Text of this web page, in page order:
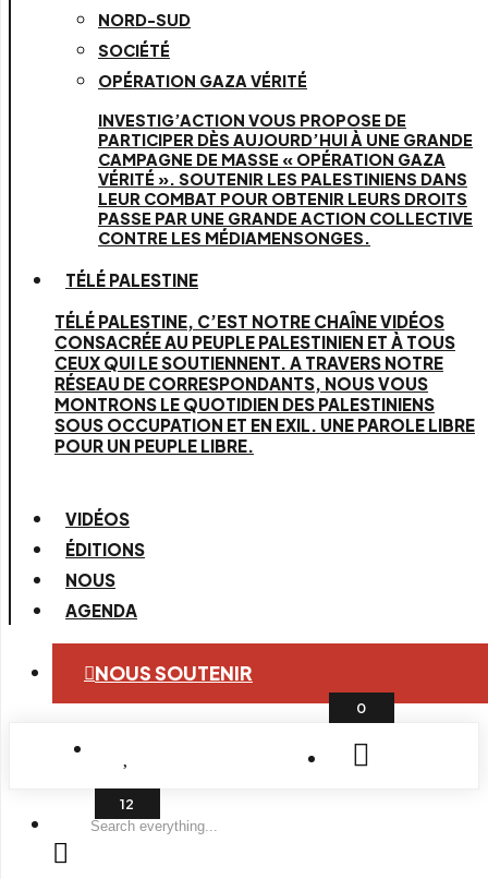
NORD-SUD
SOCIÉTÉ
OPÉRATION GAZA VÉRITÉ
INVESTIG’ACTION VOUS PROPOSE DE
PARTICIPER DÈS AUJOURD’HUI À UNE GRANDE
CAMPAGNE DE MASSE « OPÉRATION GAZA
VÉRITÉ ». SOUTENIR LES PALESTINIENS DANS
LEUR COMBAT POUR OBTENIR LEURS DROITS
PASSE PAR UNE GRANDE ACTION COLLECTIVE
CONTRE LES MÉDIAMENSONGES.
TÉLÉ PALESTINE
TÉLÉ PALESTINE, C’EST NOTRE CHAÎNE VIDÉOS
CONSACRÉE AU PEUPLE PALESTINIEN ET À TOUS
CEUX QUI LE SOUTIENNENT. A TRAVERS NOTRE
RÉSEAU DE CORRESPONDANTS, NOUS VOUS
MONTRONS LE QUOTIDIEN DES PALESTINIENS
SOUS OCCUPATION ET EN EXIL. UNE PAROLE LIBRE
POUR UN PEUPLE LIBRE.
VIDÉOS
ÉDITIONS
NOUS
AGENDA
NOUS SOUTENIR
0
Search